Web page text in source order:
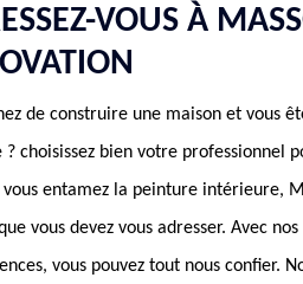
VOUS À
de construire une maison et vous
? choisissez bien votre professionnel
vous entamez la peinture intérieure,
vous devez vous adresser. Avec
vous pouvez tout nous confier.